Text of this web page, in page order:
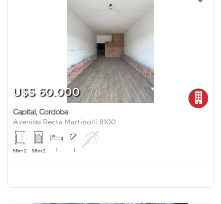
U$S 60.000
Capital, Cordoba
Avenida Recta Martinolli 8100
58m2 58m2 1 1